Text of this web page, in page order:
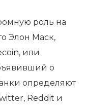
роль на
Элон Маск,
или
о
определяют
Reddit и